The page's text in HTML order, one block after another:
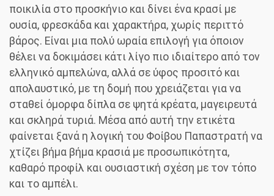
ποικιλία στο προσκήνιο και δίνει ένα κρασί με
ουσία, φρεσκάδα και χαρακτήρα, χωρίς περιττό
βάρος. Είναι μια πολύ ωραία επιλογή για όποιον
θέλει να δοκιμάσει κάτι λίγο πιο ιδιαίτερο από τον
ελληνικό αμπελώνα, αλλά σε ύφος προσιτό και
απολαυστικό, με τη δομή που χρειάζεται για να
σταθεί όμορφα δίπλα σε ψητά κρέατα, μαγειρευτά
και σκληρά τυριά. Μέσα από αυτή την ετικέτα
φαίνεται ξανά η λογική του Φοίβου Παπαστρατή να
χτίζει βήμα βήμα κρασιά με προσωπικότητα,
καθαρό προφίλ και ουσιαστική σχέση με τον τόπο
και το αμπέλι.